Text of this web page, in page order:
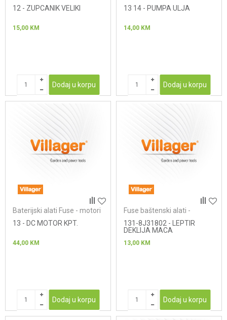
12 - ZUPCANIK VELIKI
15,00 KM
Dodaj u korpu
13 14 - PUMPA ULJA
14,00 KM
Dodaj u korpu
Baterijski alati Fuse - motori
13 - DC MOTOR KPT.
44,00 KM
Dodaj u korpu
Fuse baštenski alati -
131-8J31802 - LEPTIR
DEKLIJA MACA
13,00 KM
Dodaj u korpu